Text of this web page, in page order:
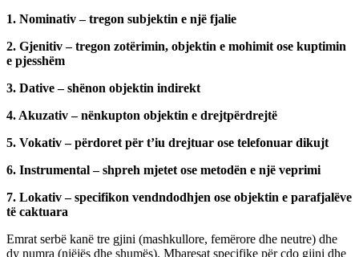
1. Nominativ – tregon subjektin e një fjalie
2. Gjenitiv – tregon zotërimin, objektin e mohimit ose kuptimin
e pjesshëm
3. Dative – shënon objektin indirekt
4. Akuzativ – nënkupton objektin e drejtpërdrejtë
5. Vokativ – përdoret për t’iu drejtuar ose telefonuar dikujt
6. Instrumental – shpreh mjetet ose metodën e një veprimi
7. Lokativ – specifikon vendndodhjen ose objektin e parafjalëve
të caktuara
Emrat serbë kanë tre gjini (mashkullore, femërore dhe neutre) dhe
dy numra (njëjës dhe shumës). Mbaresat specifike për çdo gjini dhe